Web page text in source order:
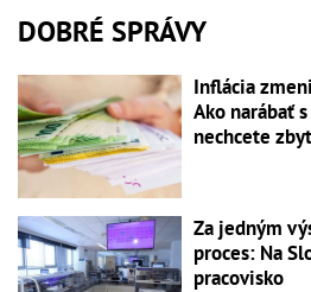
DOBRÉ SPRÁVY
Inflácia
Ako narábať
nechcete
Za jedným
proces: Na
pracovisko